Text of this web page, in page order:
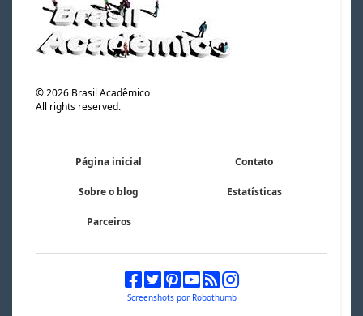
©2026 Brasil Acadêmico
All rights reserved.
Página inicial Contato
Sobre o blog Estatísticas
Parceiros
Screenshots por Robothumb